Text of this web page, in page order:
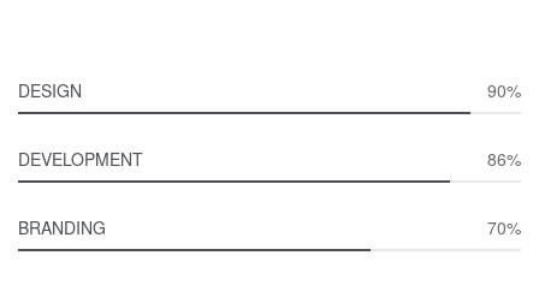
DESIGN 90%
DEVELOPMENT 86%
BRANDING 70%